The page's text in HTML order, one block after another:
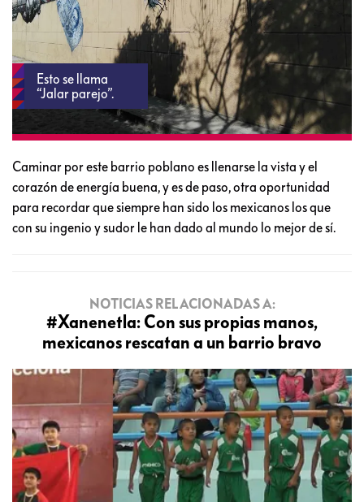
Esto se llama
“Jalar parejo”.
Caminar por este barrio poblano es llenarse la vista y el
corazón de energía buena, y es de paso, otra oportunidad
para recordar que siempre han sido los mexicanos los que
con su ingenio y sudor le han dado al mundo lo mejor de sí.
NOTICIAS RELACIONADAS A:
#Xanenetla: Con sus propias manos,
mexicanos rescatan a un barrio bravo